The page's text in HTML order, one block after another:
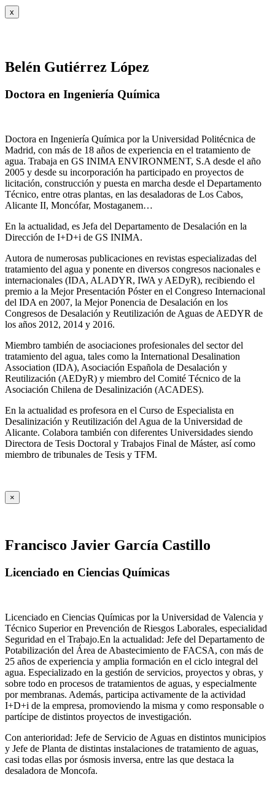
x
Belén Gutiérrez López
Doctora en Ingeniería Química
Doctora en Ingeniería Química por la Universidad Politécnica de
Madrid, con más de 18 años de experiencia en el tratamiento de
agua. Trabaja en GS INIMA ENVIRONMENT, S.A desde el año
2005 y desde su incorporación ha participado en proyectos de
licitación, construcción y puesta en marcha desde el Departamento
Técnico, entre otras plantas, en las desaladoras de Los Cabos,
Alicante II, Moncófar, Mostaganem…
En la actualidad, es Jefa del Departamento de Desalación en la
Dirección de I+D+i de GS INIMA.
Autora de numerosas publicaciones en revistas especializadas del
tratamiento del agua y ponente en diversos congresos nacionales e
internacionales (IDA, ALADYR, IWA y AEDyR), recibiendo el
premio a la Mejor Presentación Póster en el Congreso Internacional
del IDA en 2007, la Mejor Ponencia de Desalación en los
Congresos de Desalación y Reutilización de Aguas de AEDYR de
los años 2012, 2014 y 2016.
Miembro también de asociaciones profesionales del sector del
tratamiento del agua, tales como la International Desalination
Association (IDA), Asociación Española de Desalación y
Reutilización (AEDyR) y miembro del Comité Técnico de la
Asociación Chilena de Desalinización (ACADES).
En la actualidad es profesora en el Curso de Especialista en
Desalinización y Reutilización del Agua de la Universidad de
Alicante. Colabora también con diferentes Universidades siendo
Directora de Tesis Doctoral y Trabajos Final de Máster, así como
miembro de tribunales de Tesis y TFM.
×
Francisco Javier García Castillo
Licenciado en Ciencias Químicas
Licenciado en Ciencias Químicas por la Universidad de Valencia y
Técnico Superior en Prevención de Riesgos Laborales, especialidad
Seguridad en el Trabajo.En la actualidad: Jefe del Departamento de
Potabilización del Área de Abastecimiento de FACSA, con más de
25 años de experiencia y amplia formación en el ciclo integral del
agua. Especializado en la gestión de servicios, proyectos y obras, y
sobre todo en procesos de tratamientos de aguas, y especialmente
por membranas. Además, participa activamente de la actividad
I+D+i de la empresa, promoviendo la misma y como responsable o
partícipe de distintos proyectos de investigación.
Con anterioridad: Jefe de Servicio de Aguas en distintos municipios
y Jefe de Planta de distintas instalaciones de tratamiento de aguas,
casi todas ellas por ósmosis inversa, entre las que destaca la
desaladora de Moncofa.